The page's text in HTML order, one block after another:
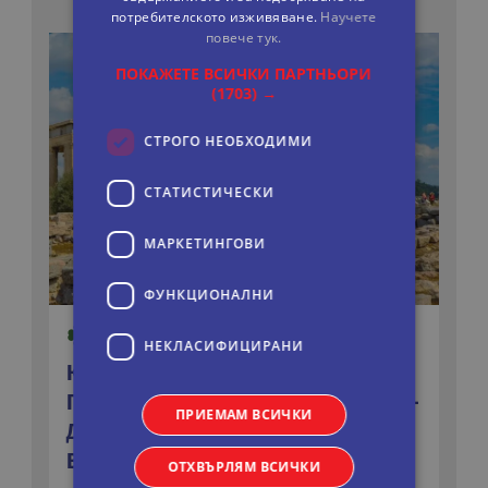
КЛАСИЧЕСКА ГЪРЦИЯ - АТИНА -
ПЕЛОПОНЕС - МИКЕНА - ОЛИМПИЯ -
ДЕЛФИ - ОТ ВАРНА, ШУМЕН И
В.ТЪРНОВО
потребителското изживяване. Научете
повече тук.
ПОКАЖЕТЕ ВСИЧКИ ПАРТНЬОРИ
(1703) →
СТРОГО НЕОБХОДИМИ
СТАТИСТИЧЕСКИ
МАРКЕТИНГOВИ
ФУНКЦИОНАЛНИ
НЕКЛАСИФИЦИРАНИ
ПРИЕМАМ ВСИЧКИ
ОТХВЪРЛЯМ ВСИЧКИ